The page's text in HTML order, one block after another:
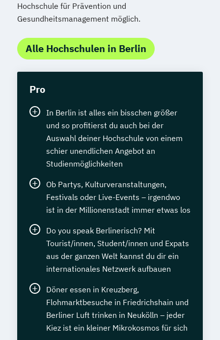
Hochschule für Prävention und
Gesundheitsmanagement möglich.
Alle Hochschulen in Berlin
Pro
In Berlin ist alles ein bisschen größer
und so profitierst du auch bei der
Auswahl deiner Hochschule von einem
schier unendlichen Angebot an
Studienmöglichkeiten
Ob Partys, Kulturveranstaltungen,
Festivals oder Live-Events – irgendwo
ist in der Millionenstadt immer etwas los
Do you speak Berlinerisch? Mit
Tourist/innen, Student/innen und Expats
aus der ganzen Welt kannst du dir ein
internationales Netzwerk aufbauen
Döner essen in Kreuzberg,
Flohmarktbesuche in Friedrichshain und
Berliner Luft trinken in Neukölln – jeder
Kiez ist ein kleiner Mikrokosmos für sich